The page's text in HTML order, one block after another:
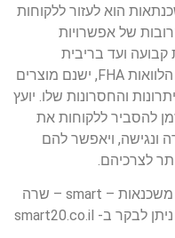
הוא לעזור ללקוחות
של אפשרויות
ועד בריבית
מתכווננת, הלוואות ג'מבו ועד הלוואות FHA, ישנם מוצרים
והחסרונות שלו. יועץ
להסביר ללקוחות את
ונגישה, ויאפשר להם
לצרכיהם.
כדי לראות עוד מידע על ייעוץ משכנאות – smart – שרה
ניתן לבקר ב- smart20.co.il